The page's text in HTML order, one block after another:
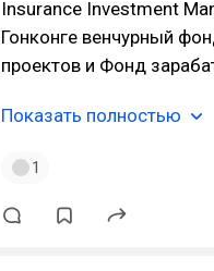
Insurance Investment
Гонконге венчурный
проектов и Фонд
Показать полностью
1